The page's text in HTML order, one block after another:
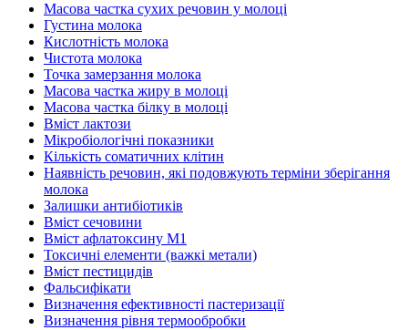
Масова частка сухих речовин у молоці
Густина молока
Кислотність молока
Чистота молока
Точка замерзання молока
Масова частка жиру в молоці
Масова частка білку в молоці
Вміст лактози
Мікробіологічні показники
Кількість соматичних клітин
Наявність речовин, які подовжують терміни зберігання
молока
Залишки антибіотиків
Вміст сечовини
Вміст афлатоксину М1
Токсичні елементи (важкі метали)
Вміст пестицидів
Фальсифікати
Визначення ефективності пастеризації
Визначення рівня термообробки